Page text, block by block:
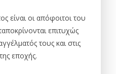
είναι οι απόφοιτοι του
επιτυχώς
τους και στις
εποχής.